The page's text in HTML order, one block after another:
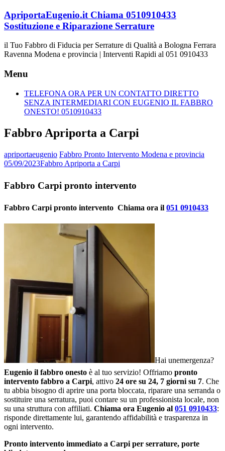
Vai
al
contenuto
ApriportaEugenio.it Chiama 0510910433
Sostituzione e Riparazione Serrature
il Tuo Fabbro di Fiducia per Serrature di Qualità a Bologna Ferrara
Ravenna Modena e provincia | Interventi Rapidi al 051 0910433
Menu
TELEFONA ORA PER UN CONTATTO DIRETTO
SENZA INTERMEDIARI CON EUGENIO IL FABBRO
ONESTO! 0510910433
Fabbro Apriporta a Carpi
apriportaeugenio Fabbro Pronto Intervento Modena e provincia
05/09/2023Fabbro Apriporta a Carpi
Fabbro Carpi pronto intervento
Fabbro Carpi pronto intervento  Chiama ora il 051 0910433
Hai unemergenza?
Eugenio il fabbro onesto è al tuo servizio! Offriamo pronto
intervento fabbro a Carpi, attivo 24 ore su 24, 7 giorni su 7. Che
tu abbia bisogno di aprire una porta bloccata, riparare una serranda o
sostituire una serratura, puoi contare su un professionista locale, non
su una struttura con affiliati. Chiama ora Eugenio al 051 0910433:
risponde direttamente lui, garantendo affidabilità e trasparenza in
ogni intervento.
Pronto intervento immediato a Carpi per serrature, porte